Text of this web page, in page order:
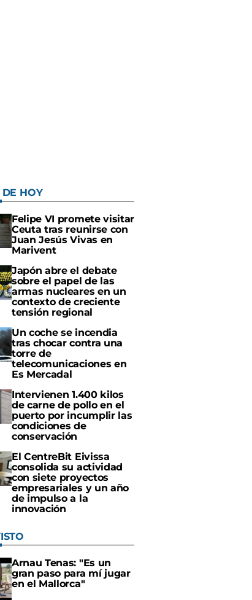
DE HOY
Felipe VI promete visitar
Ceuta tras reunirse con
Juan Jesús Vivas en
Marivent
Japón abre el debate
sobre el papel de las
armas nucleares en un
contexto de creciente
tensión regional
Un coche se incendia
tras chocar contra una
torre de
telecomunicaciones en
Es Mercadal
Intervienen 1.400 kilos
de carne de pollo en el
puerto por incumplir las
condiciones de
conservación
El CentreBit Eivissa
consolida su actividad
con siete proyectos
empresariales y un año
de impulso a la
innovación
Arnau Tenas: "Es un
gran paso para mí jugar
en el Mallorca"